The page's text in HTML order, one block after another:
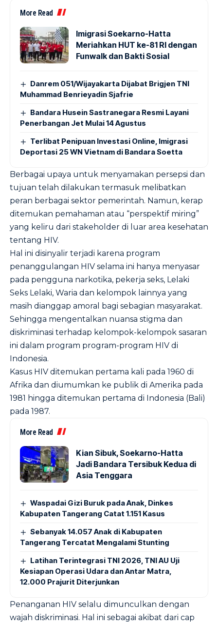
More Read
Imigrasi Soekarno-Hatta
Meriahkan HUT ke-81 RI dengan
Funwalk dan Bakti Sosial
Danrem 051/Wijayakarta Dijabat Brigjen TNI
Muhammad Benrieyadin Sjafrie
Bandara Husein Sastranegara Resmi Layani
Penerbangan Jet Mulai 14 Agustus
Terlibat Penipuan Investasi Online, Imigrasi
Deportasi 25 WN Vietnam di Bandara Soetta
Berbagai upaya untuk menyamakan persepsi dan
tujuan telah dilakukan termasuk melibatkan
peran berbagai sektor pemerintah. Namun, kerap
ditemukan pemahaman atau “perspektif miring”
yang keliru dari stakeholder di luar area kesehatan
tentang HIV.
Hal ini disinyalir terjadi karena program
penanggulangan HIV selama ini hanya menyasar
pada pengguna narkotika, pekerja seks, Lelaki
Seks Lelaki, Waria dan kelompok lainnya yang
masih dianggap amoral bagi sebagian masyarakat.
Sehingga mengentalkan nuansa stigma dan
diskriminasi terhadap kelompok-kelompok sasaran
ini dalam program program-program HIV di
Indonesia.
Kasus HIV ditemukan pertama kali pada 1960 di
Afrika dan diumumkan ke publik di Amerika pada
1981 hingga ditemukan pertama di Indonesia (Bali)
pada 1987.
More Read
Kian Sibuk, Soekarno-Hatta
Jadi Bandara Tersibuk Kedua di
Asia Tenggara
Waspadai Gizi Buruk pada Anak, Dinkes
Kabupaten Tangerang Catat 1.151 Kasus
Sebanyak 14.057 Anak di Kabupaten
Tangerang Tercatat Mengalami Stunting
Latihan Terintegrasi TNI 2026, TNI AU Uji
Kesiapan Operasi Udara dan Antar Matra,
12.000 Prajurit Diterjunkan
Penanganan HIV selalu dimunculkan dengan
wajah diskriminasi. Hal ini sebagai akibat dari cap